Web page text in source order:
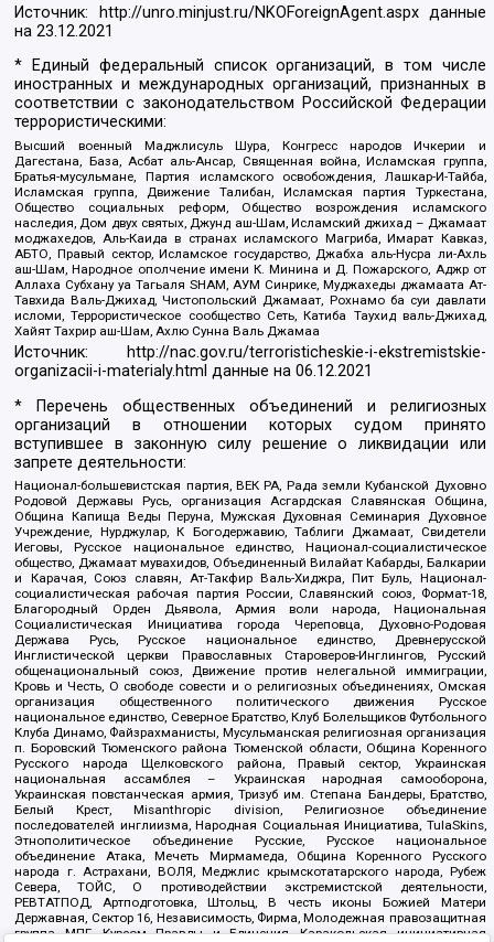
Источник: http://unro.minjust.ru/NKOForeignAgent.aspxданные
на23.12.2021
* Единый федеральный список организаций, в том числе
иностранных и международных организаций, признанных в
соответствии с законодательством Российской Федерации
террористическими:
Высший военный Маджлисуль Шура, Конгресс народов Ичкерии и
Дагестана, База, Асбат аль-Ансар, Священная война, Исламская группа,
Братья-мусульмане, Партия исламского освобождения, Лашкар-И-Тайба,
Исламская группа, Движение Талибан, Исламская партия Туркестана,
Общество социальных реформ, Общество возрождения исламского
наследия, Дом двух святых, Джунд аш-Шам, Исламский джихад – Джамаат
моджахедов, Аль-Каида в странах исламского Магриба, Имарат Кавказ,
АБТО, Правый сектор, Исламское государство, Джабха аль-Нусра ли-Ахль
аш-Шам, Народное ополчение имени К. Минина и Д. Пожарского, Аджр от
Аллаха Субхану уа Тагьаля SHAM, АУМ Синрике, Муджахеды джамаата Ат-
Тавхида Валь-Джихад, Чистопольский Джамаат, Рохнамо ба суи давлати
исломи, Террористическое сообщество Сеть, Катиба Таухид валь-Джихад,
Хайят Тахрир аш-Шам, Ахлю Сунна Валь Джамаа
Источник:
http://nac.gov.ru/terroristicheskie-i-ekstremistskie-
organizacii-i-materialy.html данные на06.12.2021
* Перечень общественных объединений и религиозных
организаций в отношении которых судом принято
вступившее в законную силу решение о ликвидации или
запрете деятельности:
Национал-большевистская партия, ВЕК РА, Рада земли Кубанской Духовно
Родовой Державы Русь, организация Асгардская Славянская Община,
Община Капища Веды Перуна, Мужская Духовная Семинария Духовное
Учреждение, Нурджулар, К Богодержавию, Таблиги Джамаат, Свидетели
Иеговы, Русское национальное единство, Национал-социалистическое
общество, Джамаат мувахидов, Объединенный Вилайат Кабарды, Балкарии
и Карачая, Союз славян, Ат-Такфир Валь-Хиджра, Пит Буль, Национал-
социалистическая рабочая партия России, Славянский союз, Формат-18,
Благородный Орден Дьявола, Армия воли народа, Национальная
Социалистическая Инициатива города Череповца, Духовно-Родовая
Держава Русь, Русское национальное единство, Древнерусской
Инглистической церкви Православных Староверов-Инглингов, Русский
общенациональный союз, Движение против нелегальной иммиграции,
Кровь и Честь, О свободе совести и о религиозных объединениях, Омская
организация общественного политического движения Русское
национальное единство, Северное Братство, Клуб Болельщиков Футбольного
Клуба Динамо, Файзрахманисты, Мусульманская религиозная организация
п. Боровский Тюменского района Тюменской области, Община Коренного
Русского народа Щелковского района, Правый сектор, Украинская
национальная ассамблея – Украинская народная самооборона,
Украинская повстанческая армия, Тризуб им. Степана Бандеры, Братство,
Белый Крест, Misanthropic division, Религиозное объединение
последователей инглиизма, Народная Социальная Инициатива, TulaSkins,
Этнополитическое объединение Русские, Русское национальное
объединение Атака, Мечеть Мирмамеда, Община Коренного Русского
народа г. Астрахани, ВОЛЯ, Меджлис крымскотатарского народа, Рубеж
Севера, ТОЙС, О противодействии экстремистской деятельности,
РЕВТАТПОД, Артподготовка, Штольц, В честь иконы Божией Матери
Державная, Сектор 16, Независимость, Фирма, Молодежная правозащитная
группа МПГ, Курсом Правды и Единения, Каракольская инициативная